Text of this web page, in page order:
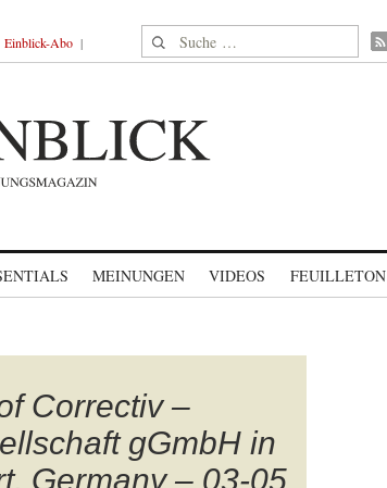
Einblick-Abo Suche nach:
MEINUNGEN VIDEOS FEUILLETON
Correctiv –
gGmbH in
Germany – 03-05